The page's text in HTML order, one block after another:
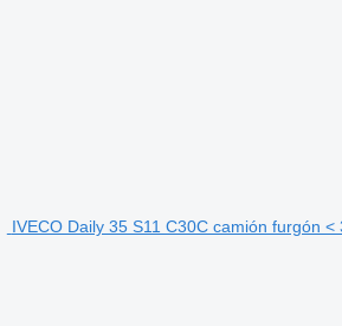
IVECO Daily 35 S11 C30C camión furgón <